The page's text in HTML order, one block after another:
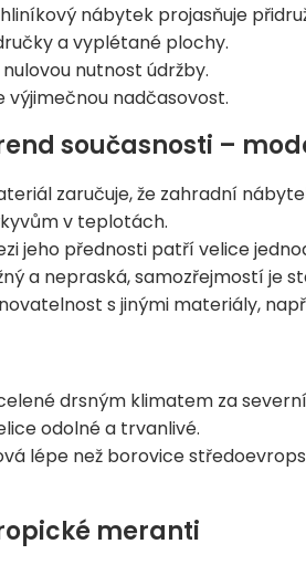
nábytek projasňuje
a vyplétané plochy.
nutnost údržby.
výjimečnou nadčasovost.
současnosti –
zaručuje, že zahradní
v teplotách.
jeho přednosti patří velice
a nepraská, samozřejmostí je
s jinými materiály,
drsným klimatem za
odolné a trvanlivé.
lépe než borovice
meranti